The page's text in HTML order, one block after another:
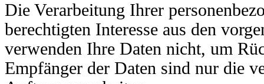
Die Verarbeitung Ihrer
berechtigten Interesse aus den
verwenden Ihre Daten nicht, um
Empfänger der Daten sind nur die